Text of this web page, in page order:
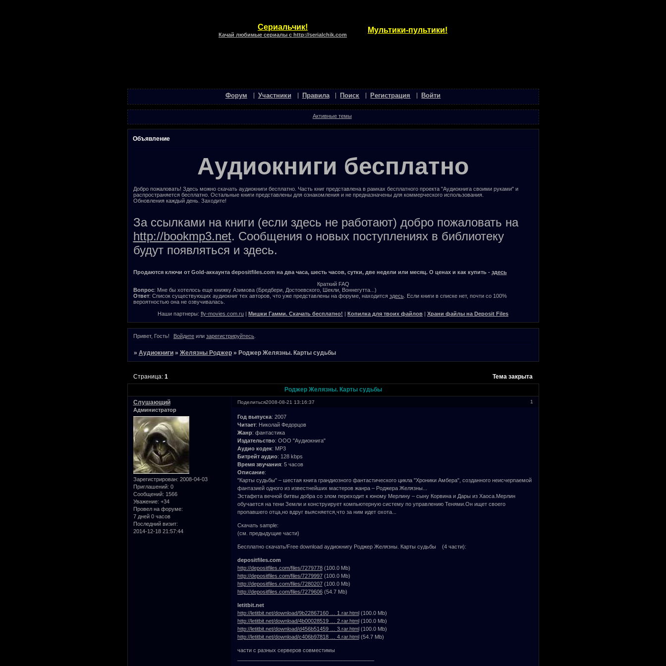
Сериальчик!
Качай любимые сериалы с http://serialchik.com
Мультики-пультики!
Форум Участники Правила Поиск Регистрация Войти
Активные темы
Объявление
Аудиокниги бесплатно
Добро пожаловать! Здесь можно скачать аудиокниги бесплатно. Часть книг представлена в рамках бесплатного проекта "Аудиокнига своими руками" и
распространяется бесплатно. Остальные книги представлены для ознакомления и не предназначены для коммерческого использования.
Обновления каждый день. Заходите!
За ссылками на книги (если здесь не работают) добро пожаловать на
http://bookmp3.net. Сообщения о новых поступлениях в библиотеку
будут появляться и здесь.
Продаются ключи от Gold-аккаунта depositfiles.com на два часа, шесть часов, сутки, две недели или месяц. О ценах и как купить - здесь
Краткий FAQ
Вопрос: Мне бы хотелось еще книжку Азимова (Бредбери, Достоевского, Шекли, Воннегутта...)
Ответ: Список существующих аудиокниг тех авторов, что уже представлены на форуме, находится здесь. Если книги в списке нет, почти со 100%
вероятностью она не озвучивалась.
Наши партнеры: fly-movies.com.ru Мишки Гамми. Скачать бесплатно! Копилка для твоих файлов Храни файлы на Deposit Files
Привет, Гость! Войдите или зарегистрируйтесь
» Аудиокниги » Желязны Роджер » Роджер Желязны. Карты судьбы
Роджер Желязны. Карты судьбы
Страница: 1 Тема закрыта
Поделиться 1
2008-08-21 13:16:37
Слушающий
Администратор
Зарегистрирован: 2008-04-03
Приглашений: 0
Сообщений: 1566
Уважение: +34
Провел на форуме:
7 дней 0 часов
Последний визит:
2014-12-18 21:57:44
Год выпуска: 2007
Читает: Николай Федорцов
Жанр: фантастика
Издательство: ООО "Аудиокнига"
Аудио кодек: MP3
Битрейт аудио: 128 kbps
Время звучания: 5 часов
Описание:
"Карты судьбы" – шестая книга грандиозного фантастического цикла "Хроники Амбера", созданного неисчерпаемой
фантазией одного из известнейших мастеров жанра – Роджера Желязны...
Эстафета вечной битвы добра со злом переходит к юному Мерлину – сыну Корвина и Дары из Хаоса.Мерлин
обучается на тени Земли и конструирует компьютерную систему по управлению Тенями.Он ищет своего
пропавшего отца,но вдруг выясняется,что за ним идет охота...
Скачать sample:
(см. предыдущие части)
Бесплатно скачать/Free download аудиокнигу Роджер Желязны. Карты судьбы (4 части):
depositfiles.com
http://depositfiles.com/files/7279778(100.0 Mb)
http://depositfiles.com/files/7279997(100.0 Mb)
http://depositfiles.com/files/7280207(100.0 Mb)
http://depositfiles.com/files/7279606(54.7 Mb)
letitbit.net
http://letitbit.net/download/9b22867160 … 1.rar.html(100.0 Mb)
http://letitbit.net/download/4b00028519 … 2.rar.html(100.0 Mb)
http://letitbit.net/download/d456b51459 … 3.rar.html(100.0 Mb)
http://letitbit.net/download/c406b97818 … 4.rar.html(54.7 Mb)
части с разных серверов совместимы